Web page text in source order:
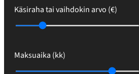
Käsiraha tai vaihdokin arvo (€)
Maksuaika (kk)